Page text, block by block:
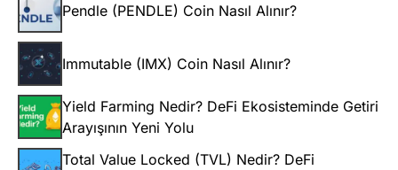
Pendle (PENDLE) Coin Nasıl Alınır?
Immutable (IMX) Coin Nasıl Alınır?
Yield Farming Nedir? DeFi Ekosisteminde Getiri
Arayışının Yeni Yolu
Total Value Locked (TVL) Nedir? DeFi